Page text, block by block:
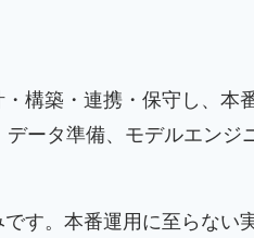
構築・連携・保守し、本
ータ準備、モデルエンジ
す。本番運用に至らない